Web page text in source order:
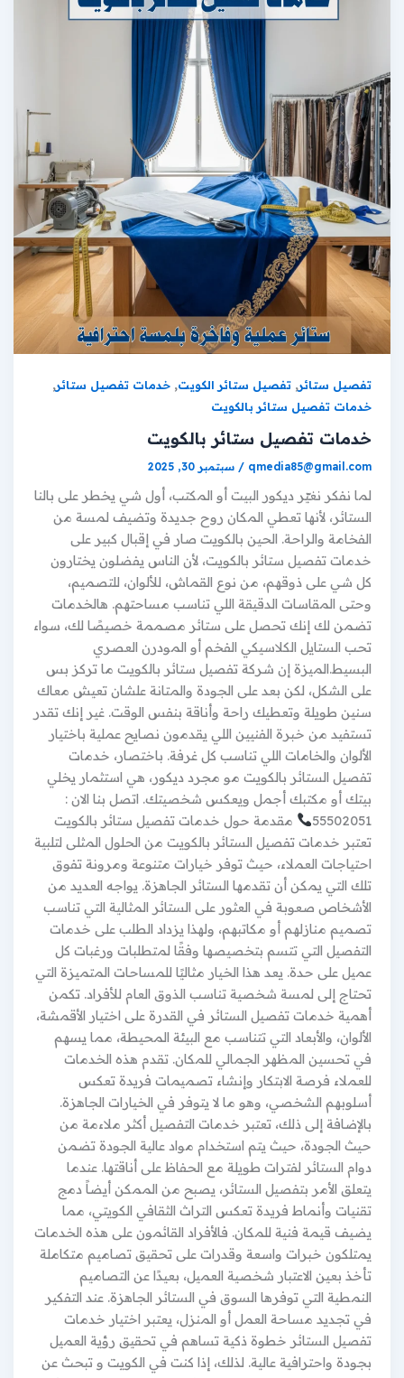
تفصيل ستائر,تفصيل ستائر الكويت,خدمات تفصيل ستائر,
خدمات تفصيل ستائر بالكويت
خدمات تفصيل ستائر بالكويت
qmedia85@gmail.com
/ سبتمبر 30, 2025
لما نفكر نغيّر ديكور البيت أو المكتب، أول شي يخطر على بالنا
الستائر، لأنها تعطي المكان روح جديدة وتضيف لمسة من
الفخامة والراحة. الحين بالكويت صار في إقبال كبير على
خدمات تفصيل ستائر بالكويت، لأن الناس يفضلون يختارون
كل شي على ذوقهم، من نوع القماش، للألوان، للتصميم،
وحتى المقاسات الدقيقة اللي تناسب مساحتهم. هالخدمات
تضمن لك إنك تحصل على ستائر مصممة خصيصًا لك، سواء
تحب الستايل الكلاسيكي الفخم أو المودرن العصري
البسيط.الميزة إن شركة تفصيل ستائر بالكويت ما تركز بس
على الشكل، لكن بعد على الجودة والمتانة علشان تعيش معاك
سنين طويلة وتعطيك راحة وأناقة بنفس الوقت. غير إنك تقدر
تستفيد من خبرة الفنيين اللي يقدمون نصايح عملية باختيار
الألوان والخامات اللي تناسب كل غرفة. باختصار، خدمات
تفصيل الستائر بالكويت مو مجرد ديكور، هي استثمار يخلي
بيتك أو مكتبك أجمل ويعكس شخصيتك. اتصل بنا الان :
55502051
مقدمة حول خدمات تفصيل ستائر بالكويت
تعتبر خدمات تفصيل الستائر بالكويت من الحلول المثلى لتلبية
احتياجات العملاء، حيث توفر خيارات متنوعة ومرونة تفوق
تلك التي يمكن أن تقدمها الستائر الجاهزة. يواجه العديد من
الأشخاص صعوبة في العثور على الستائر المثالية التي تناسب
تصميم منازلهم أو مكاتبهم، ولهذا يزداد الطلب على خدمات
التفصيل التي تتسم بتخصيصها وفقًا لمتطلبات ورغبات كل
عميل على حدة. يعد هذا الخيار مثاليًا للمساحات المتميزة التي
تحتاج إلى لمسة شخصية تناسب الذوق العام للأفراد. تكمن
أهمية خدمات تفصيل الستائر في القدرة على اختيار الأقمشة،
الألوان، والأبعاد التي تتناسب مع البيئة المحيطة، مما يسهم
في تحسين المظهر الجمالي للمكان. تقدم هذه الخدمات
للعملاء فرصة الابتكار وإنشاء تصميمات فريدة تعكس
أسلوبهم الشخصي، وهو ما لا يتوفر في الخيارات الجاهزة.
بالإضافة إلى ذلك، تعتبر خدمات التفصيل أكثر ملاءمة من
حيث الجودة، حيث يتم استخدام مواد عالية الجودة تضمن
دوام الستائر لفترات طويلة مع الحفاظ على أناقتها. عندما
يتعلق الأمر بتفصيل الستائر، يصبح من الممكن أيضاً دمج
تقنيات وأنماط فريدة تعكس التراث الثقافي الكويتي، مما
يضيف قيمة فنية للمكان. فالأفراد القائمون على هذه الخدمات
يمتلكون خبرات واسعة وقدرات على تحقيق تصاميم متكاملة
تأخذ بعين الاعتبار شخصية العميل، بعيدًا عن التصاميم
النمطية التي توفرها السوق في الستائر الجاهزة. عند التفكير
في تجديد مساحة العمل أو المنزل، يعتبر اختيار خدمات
تفصيل الستائر خطوة ذكية تساهم في تحقيق رؤية العميل
بجودة واحترافية عالية. لذلك، إذا كنت في الكويت و تبحث عن